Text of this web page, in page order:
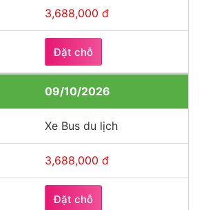
3,688,000 đ
Đặt chỗ
09/10/2026
Xe Bus du lịch
3,688,000 đ
Đặt chỗ